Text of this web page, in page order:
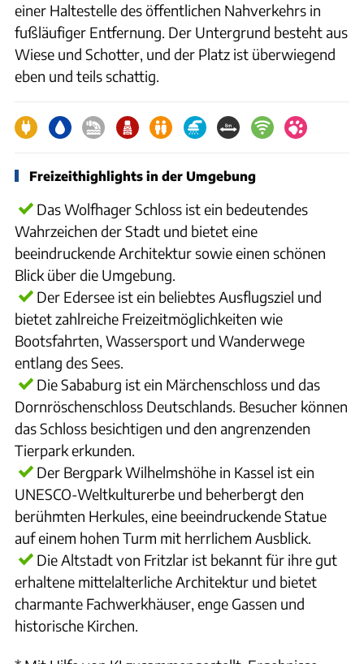
einer Haltestelle des öffentlichen Nahverkehrs in
fußläufiger Entfernung. Der Untergrund besteht aus
Wiese und Schotter, und der Platz ist überwiegend
eben und teils schattig.
Freizeithighlights in der Umgebung
Das Wolfhager Schloss ist ein bedeutendes
Wahrzeichen der Stadt und bietet eine
beeindruckende Architektur sowie einen schönen
Blick über die Umgebung.
Der Edersee ist ein beliebtes Ausflugsziel und
bietet zahlreiche Freizeitmöglichkeiten wie
Bootsfahrten, Wassersport und Wanderwege
entlang des Sees.
Die Sababurg ist ein Märchenschloss und das
Dornröschenschloss Deutschlands. Besucher können
das Schloss besichtigen und den angrenzenden
Tierpark erkunden.
Der Bergpark Wilhelmshöhe in Kassel ist ein
UNESCO-Weltkulturerbe und beherbergt den
berühmten Herkules, eine beeindruckende Statue
auf einem hohen Turm mit herrlichem Ausblick.
Die Altstadt von Fritzlar ist bekannt für ihre gut
erhaltene mittelalterliche Architektur und bietet
charmante Fachwerkhäuser, enge Gassen und
historische Kirchen.